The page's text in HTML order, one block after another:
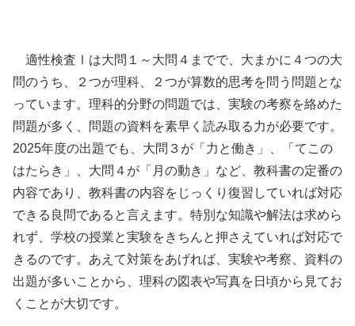
適性検査Ⅰは大問１～大問４までで、大まかに４つの大
問のうち、２つが理科、２つが算数的思考を問う問題とな
っています。理科的分野の問題では、実験の考察を絡めた
問題が多く、問題の資料を素早く読み取る力が必要です。
2025年度の出題でも、大問３が「力と働き」、「てこの
はたらき」、大問４が「月の動き」など、教科書の定番の
内容であり、教科書の内容をじっくり復習していれば対応
できる良問であると言えます。特別な知識や解法は求めら
れず、学校の授業と実験をきちんと押さえていれば対応で
きるのです。あえて対策をあげれば、実験や考察、資料の
出題が多いことから、理科の図表や写真を日頃から見てお
くことが大切です。